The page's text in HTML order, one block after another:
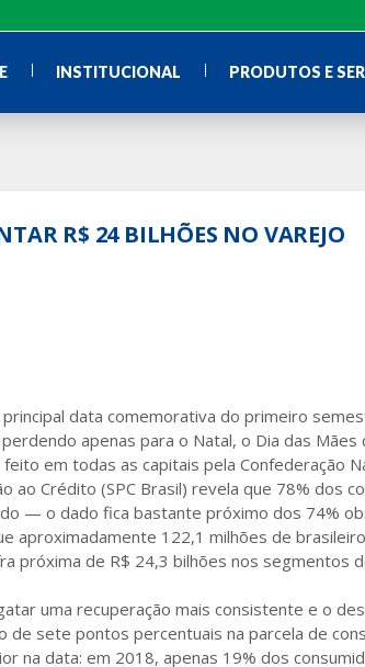
INSTITUCIONAL PRODUTOS E
R$ 24 BILHÕES NO VAREJO
data comemorativa do primeiro
apenas para o Natal, o Dia das Mães
em todas as capitais pela Confederação
ao Crédito (SPC Brasil) revela que 78% dos
— o dado fica bastante próximo dos 74%
aproximadamente 122,1 milhões de
próxima de R$ 24,3 bilhões nos segmentos
uma recuperação mais consistente e o
sete pontos percentuais na parcela de
na data: em 2018, apenas 19% dos